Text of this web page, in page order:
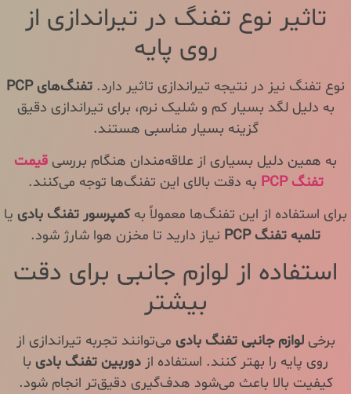
تاثیر نوع تفنگ در تیراندازی از
روی پایه
نوع تفنگ نیز در نتیجه تیراندازی تاثیر دارد. تفنگ‌های PCP
به دلیل لگد بسیار کم و شلیک نرم، برای تیراندازی دقیق
گزینه بسیار مناسبی هستند.
به همین دلیل بسیاری از علاقه‌مندان هنگام بررسی قیمت
تفنگ PCP
به دقت بالای این تفنگ‌ها توجه می‌کنند.
برای استفاده از این تفنگ‌ها معمولاً بهکمپرسور تفنگ بادی یا
تلمبه تفنگ PCP
نیاز دارید تا مخزن هوا شارژ شود.
استفاده از لوازم جانبی برای دقت
بیشتر
برخیلوازم جانبی تفنگ بادی می‌توانند تجربه تیراندازی از
روی پایه را بهتر کنند. استفاده از دوربین تفنگ بادی با
کیفیت بالا باعث می‌شود هدف‌گیری دقیق‌تر انجام شود.